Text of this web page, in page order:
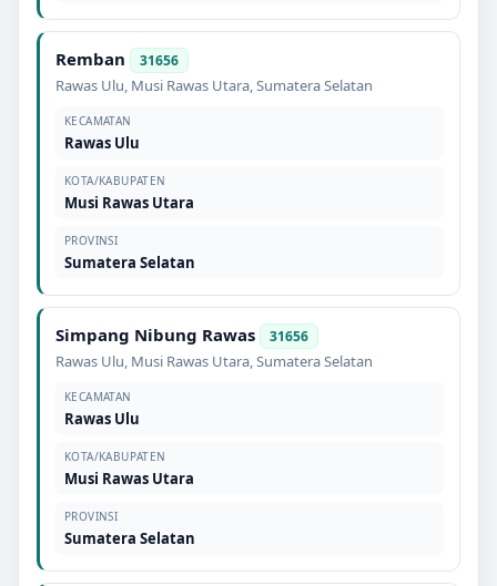
Remban 31656
Rawas Ulu, Musi Rawas Utara,Sumatera Selatan
KECAMATAN
Rawas Ulu
KOTA/KABUPATEN
Musi Rawas Utara
PROVINSI
Sumatera Selatan
Simpang Nibung Rawas 31656
Rawas Ulu, Musi Rawas Utara,Sumatera Selatan
KECAMATAN
Rawas Ulu
KOTA/KABUPATEN
Musi Rawas Utara
PROVINSI
Sumatera Selatan